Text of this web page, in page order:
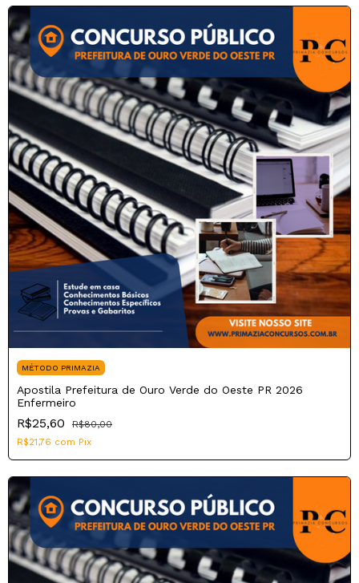
MÉTODO PRIMAZIA
Apostila Prefeitura de Ouro Verde do Oeste PR 2026
Enfermeiro
R$25,60
R$80,00
R$21,76 com Pix